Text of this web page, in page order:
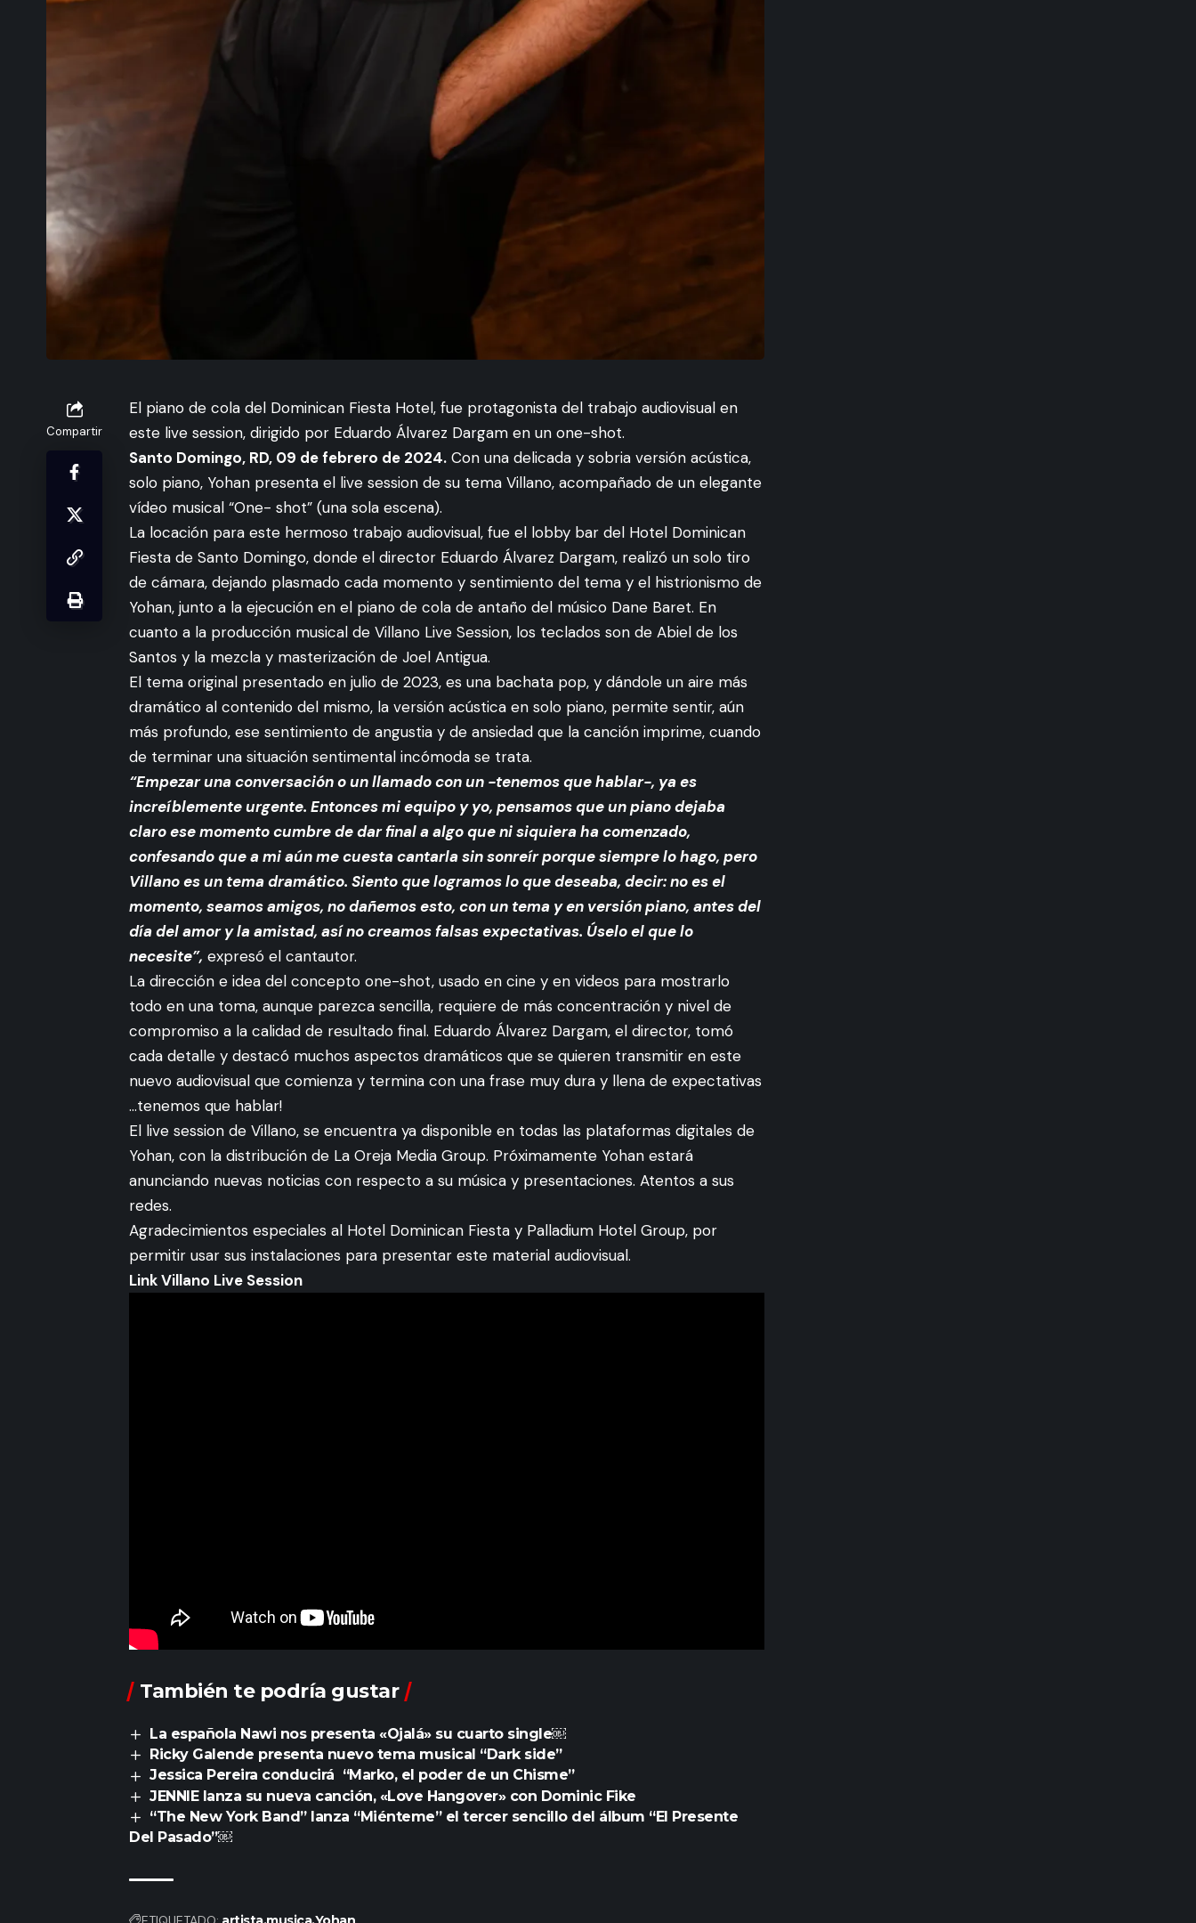
Compartir
El piano de cola del Dominican Fiesta Hotel, fue protagonista del trabajo audiovisual en
este live session, dirigido por Eduardo Álvarez Dargam en un one-shot.
Santo Domingo, RD, 09 de febrero de 2024. Con una delicada y sobria versión acústica,
solo piano, Yohan presenta el live session de su tema Villano, acompañado de un elegante
vídeo musical “One- shot” (una sola escena).
La locación para este hermoso trabajo audiovisual, fue el lobby bar del Hotel Dominican
Fiesta de Santo Domingo, donde el director Eduardo Álvarez Dargam, realizó un solo tiro
de cámara, dejando plasmado cada momento y sentimiento del tema y el histrionismo de
Yohan, junto a la ejecución en el piano de cola de antaño del músico Dane Baret. En
cuanto a la producción musical de Villano Live Session, los teclados son de Abiel de los
Santos y la mezcla y masterización de Joel Antigua.
El tema original presentado en julio de 2023, es una bachata pop, y dándole un aire más
dramático al contenido del mismo, la versión acústica en solo piano, permite sentir, aún
más profundo, ese sentimiento de angustia y de ansiedad que la canción imprime, cuando
de terminar una situación sentimental incómoda se trata.
“Empezar una conversación o un llamado con un -tenemos que hablar-, ya es
increíblemente urgente. Entonces mi equipo y yo, pensamos que un piano dejaba
claro ese momento cumbre de dar final a algo que ni siquiera ha comenzado,
confesando que a mi aún me cuesta cantarla sin sonreír porque siempre lo hago, pero
Villano es un tema dramático. Siento que logramos lo que deseaba, decir: no es el
momento, seamos amigos, no dañemos esto, con un tema y en versión piano, antes del
día del amor y la amistad, así no creamos falsas expectativas. Úselo el que lo
necesite”, expresó el cantautor.
La dirección e idea del concepto one-shot, usado en cine y en videos para mostrarlo
todo en una toma, aunque parezca sencilla, requiere de más concentración y nivel de
compromiso a la calidad de resultado final. Eduardo Álvarez Dargam, el director, tomó
cada detalle y destacó muchos aspectos dramáticos que se quieren transmitir en este
nuevo audiovisual que comienza y termina con una frase muy dura y llena de expectativas
…tenemos que hablar!
El live session de Villano, se encuentra ya disponible en todas las plataformas digitales de
Yohan, con la distribución de La Oreja Media Group. Próximamente Yohan estará
anunciando nuevas noticias con respecto a su música y presentaciones. Atentos a sus
redes.
Agradecimientos especiales al Hotel Dominican Fiesta y Palladium Hotel Group, por
permitir usar sus instalaciones para presentar este material audiovisual.
Link Villano Live Session
También te podría gustar
La española Nawi nos presenta «Ojalá» su cuarto single￼
Ricky Galende presenta nuevo tema musical “Dark side”
Jessica Pereira conducirá “Marko, el poder de un Chisme”
JENNIE lanza su nueva canción, «Love Hangover» con Dominic Fike
“The New York Band” lanza “Miénteme” el tercer sencillo del álbum “El Presente
Del Pasado”￼